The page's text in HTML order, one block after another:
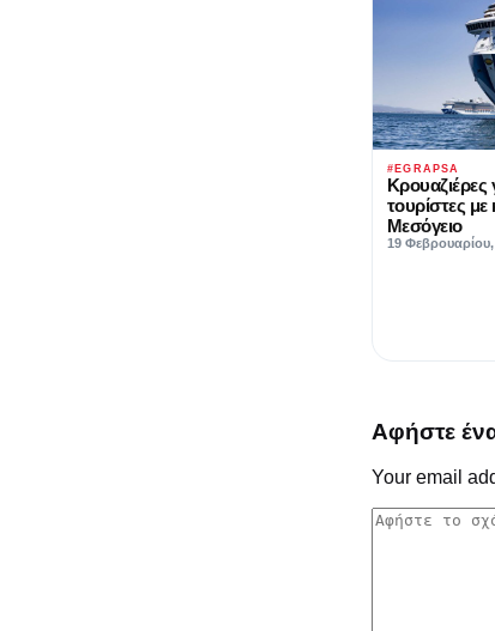
#EGRAPSA
Κρουαζιέρες
τουρίστες με
Μεσόγειο
19 Φεβρουαρίου,
Αφήστε
Your email